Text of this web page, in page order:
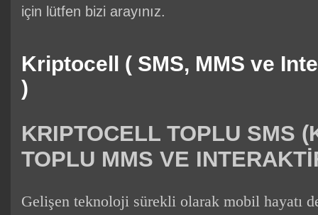
için lütfen bizi arayınız.
Kriptocell ( SMS, MMS ve
)
KRIPTOCELL TOPLU SMS
TOPLU MMS VE
Gelişen teknoloji sürekli olarak mobil hayatı